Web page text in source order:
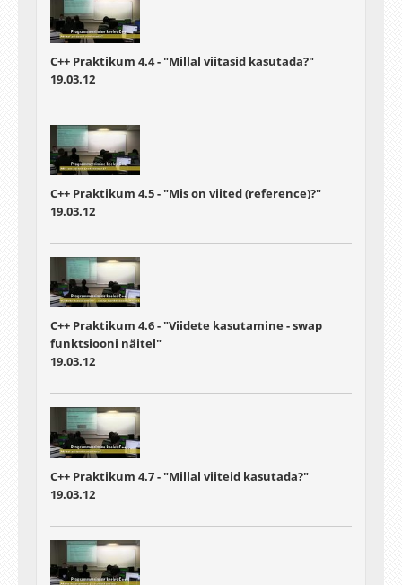
C++ Praktikum 4.4 - "Millal viitasid kasutada?"
19.03.12
C++ Praktikum 4.5 - "Mis on viited (reference)?"
19.03.12
C++ Praktikum 4.6 - "Viidete kasutamine - swap
funktsiooni näitel"
19.03.12
C++ Praktikum 4.7 - "Millal viiteid kasutada?"
19.03.12